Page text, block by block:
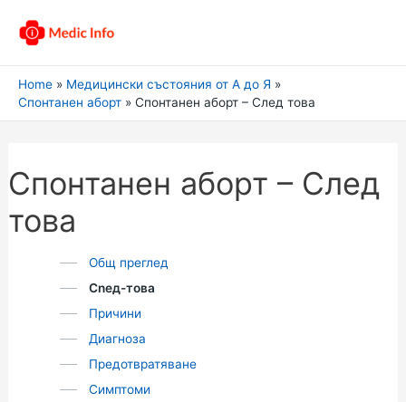
Home
Медицински състояния от А до Я
Спонтанен аборт
Спонтанен аборт – След това
Спонтанен аборт – След
това
Общ преглед
Сnед-това
Причини
Диагноза
Предотвратяване
Симптоми